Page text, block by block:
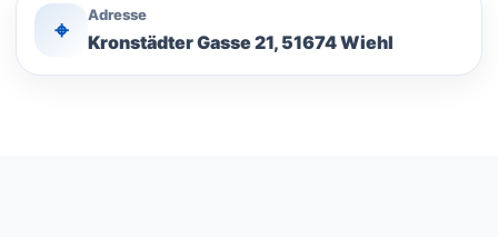
⌖
Adresse
Kronstädter Gasse 21, 51674 Wiehl